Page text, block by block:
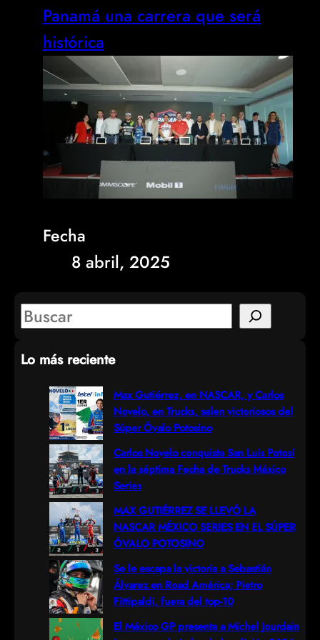
Panamá una carrera que será
histórica
Fecha
8 abril, 2025
S
a
Lo más reciente
Max Gutiérrez, en NASCAR, y Carlos
Novelo, en Trucks, salen victoriosos del
Súper Óvalo Potosino
Carlos Novelo conquista San Luis Potosí
en la séptima Fecha de Trucks México
Series
MAX GUTIÉRREZ SE LLEVÓ LA
NASCAR MÉXICO SERIES EN EL SÚPER
ÓVALO POTOSINO
Se le escapa la victoria a Sebastián
Álvarez en Road América; Pietro
Fittipaldi, fuera del top-10
El México GP presenta a Michel Jourdain